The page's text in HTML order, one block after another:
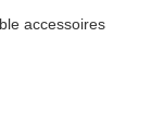
accessoires